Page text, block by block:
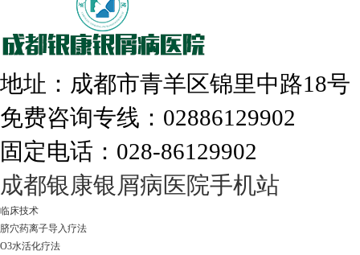
308nm激光：银屑病治疗更高效
走进成都：满足您的治愈需求
地址：成都市青羊区锦里中路18
免费咨询专线：02886129902
固定电话：028-86129902
成都银康银屑病医院手机站
临床技术
脐穴药离子导入疗法
O3水活化疗法